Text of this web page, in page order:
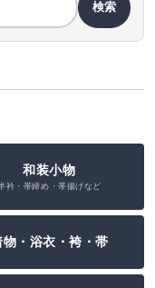
検索
和装小物
衿・帯締め・帯揚げなど
物・浴衣・袴・帯